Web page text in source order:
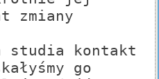
zmiany
studia kontakt
go